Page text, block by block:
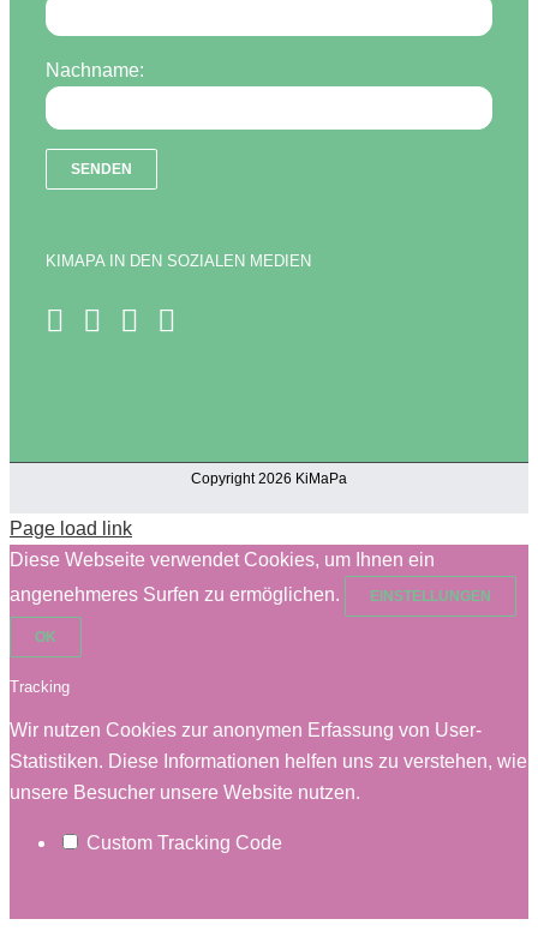
Nachname:
KIMAPA IN DEN SOZIALEN MEDIEN
Copyright 2026 KiMaPa
Page load link
Diese Webseite verwendet Cookies, um Ihnen ein
angenehmeres Surfen zu ermöglichen.
EINSTELLUNGEN
OK
Tracking
Wir nutzen Cookies zur anonymen Erfassung von User-
Statistiken. Diese Informationen helfen uns zu verstehen, wie
unsere Besucher unsere Website nutzen.
Custom Tracking Code